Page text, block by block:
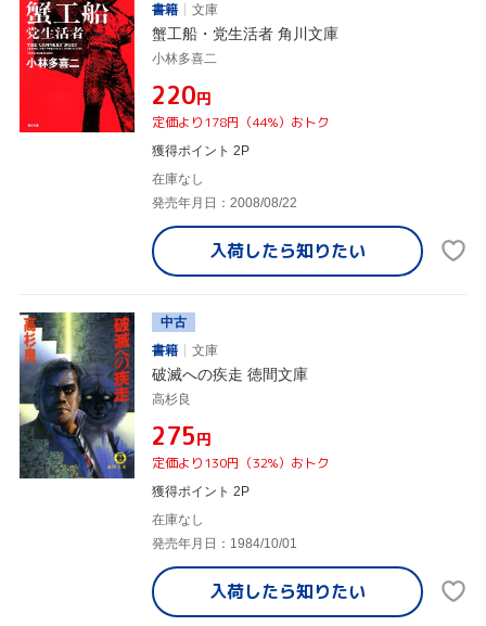
書籍
文庫
蟹工船・党生活者 角川文庫
小林多喜二
¥220円
定価より178円（44%）おトク
獲得ポイント 2P
在庫なし
発売年月日：2008/08/22
入荷したら知りたい
中古
書籍
文庫
破滅への疾走 徳間文庫
高杉良
¥275円
定価より130円（32%）おトク
獲得ポイント 2P
在庫なし
発売年月日：1984/10/01
入荷したら知りたい